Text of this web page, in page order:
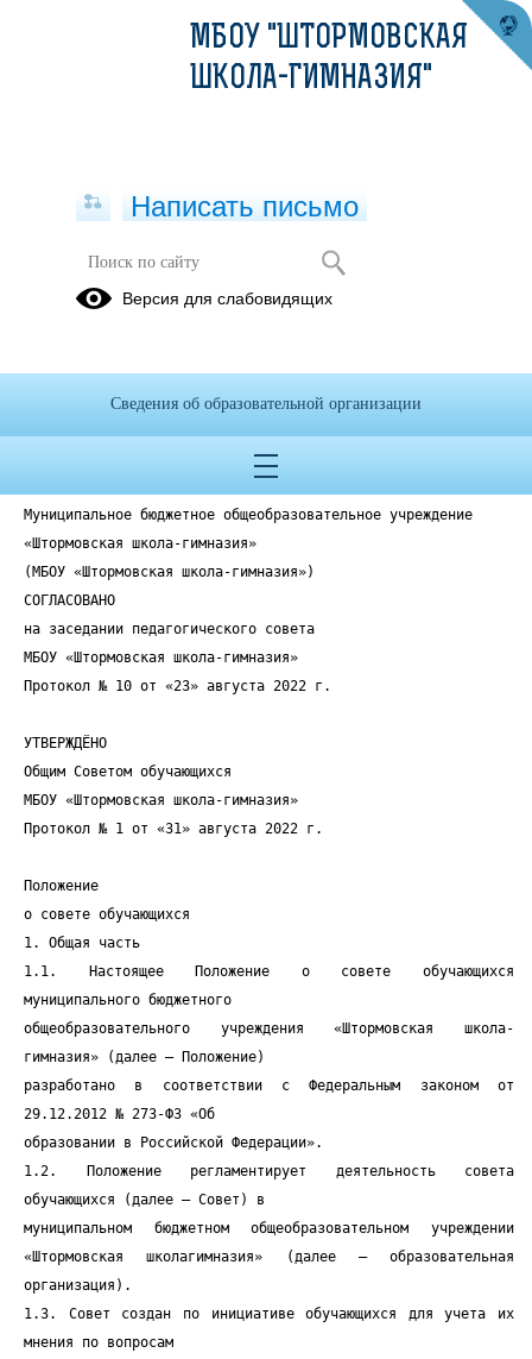
Положение о совете обучающихся
Опубликовано на сайте
7 ноября 2022
Муниципальное бюджетное общеобразовательное учреждение
«Штормовская школа-гимназия»
(МБОУ «Штормовская школа-гимназия»)
СОГЛАСОВАНО
на заседании педагогического совета
МБОУ «Штормовская школа-гимназия»
Протокол № 10 от «23» августа 2022 г.
УТВЕРЖДЁНО
Общим Советом обучающихся
МБОУ «Штормовская школа-гимназия»
Протокол № 1 от «31» августа 2022 г.
Положение
о совете обучающихся
1. Общая часть
1.1. Настоящее Положение о совете обучающихся
муниципального бюджетного
общеобразовательного учреждения «Штормовская школа-
гимназия» (далее – Положение)
разработано в соответствии с Федеральным законом от
29.12.2012 № 273-ФЗ «Об
образовании в Российской Федерации».
1.2. Положение регламентирует деятельность совета
обучающихся (далее – Совет) в
муниципальном бюджетном общеобразовательном учреждении
«Штормовская школагимназия» (далее – образовательная
организация).
1.3. Совет создан по инициативе обучающихся для учета их
мнения по вопросам
МБОУ "ШТОРМОВСКАЯ
ШКОЛА-ГИМНАЗИЯ"
Написать письмо
Версия для слабовидящих
Сведения об образовательной организации